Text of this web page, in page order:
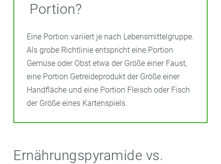
Portion?
Eine Portion variiert je nach Lebensmittelgruppe.
Als grobe Richtlinie entspricht eine Portion
Gemüse oder Obst etwa der Größe einer Faust,
eine Portion Getreideprodukt der Größe einer
Handfläche und eine Portion Fleisch oder Fisch
der Größe eines Kartenspiels.
Ernährungspyramide vs.